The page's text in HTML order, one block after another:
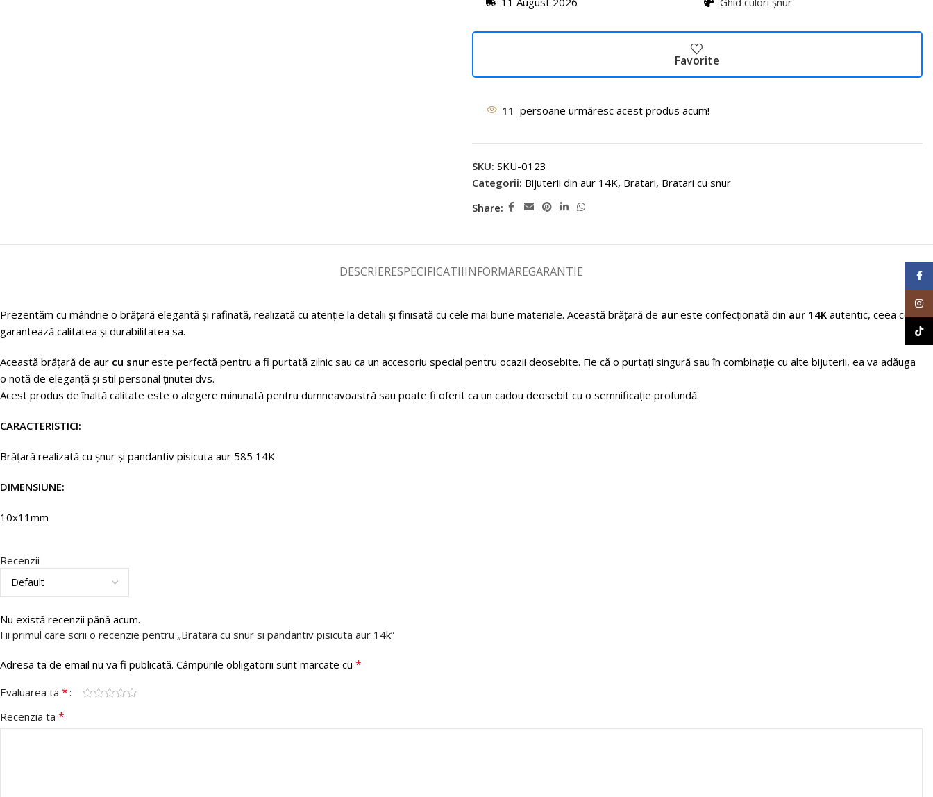
Favorite
11 persoane urmăresc acest produs acum!
SKU: SKU-0123
Categorii: Bijuterii din aur 14K, Bratari, Bratari cu snur
Share:
DESCRIERESPECIFICATIIINFORMAREGARANTIE
Prezentăm cu mândrie o brățară elegantă și rafinată, realizată cu atenție la detalii și finisată cu cele mai bune materiale. Această brățară de aur este confecționată din aur 14K autentic, ceea ce
garantează calitatea și durabilitatea sa.
Această brățară de aur cu snur este perfectă pentru a fi purtată zilnic sau ca un accesoriu special pentru ocazii deosebite. Fie că o purtați singură sau în combinație cu alte bijuterii, ea va adăuga
o notă de eleganță și stil personal ținutei dvs.
Acest produs de înaltă calitate este o alegere minunată pentru dumneavoastră sau poate fi oferit ca un cadou deosebit cu o semnificație profundă.
CARACTERISTICI:
Brățară realizată cu șnur și pandantiv pisicuta aur 585 14K
DIMENSIUNE:
10x11mm
Recenzii
Nu există recenzii până acum.
Fii primul care scrii o recenzie pentru „Bratara cu snur si pandantiv pisicuta aur 14k”
Adresa ta de email nu va fi publicată. Câmpurile obligatorii sunt marcate cu *
Evaluarea ta *
Recenzia ta *